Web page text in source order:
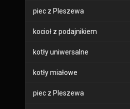
piec z Pleszewa
kocioł z podajnikiem
kotły uniwersalne
kotły miałowe
piec z Pleszewa